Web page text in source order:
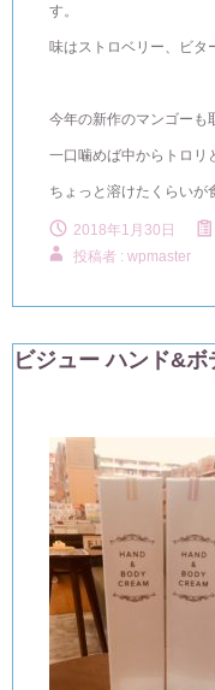
す。
味はストロベリー、ビタ
今年の新作のマンゴーも
一口噛めば中からトロリ
ちょっと溶けたくらいが
2018年1月30日
投稿者 : wpmaster
ビジュー ハンド&